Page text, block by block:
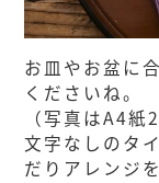
お皿やお盆に
くださいね。
（写真はA4紙
文字なしのタ
だりアレンジ